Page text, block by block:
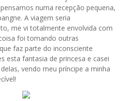
numa recepção pequena,
A viagem seria
me vi totalmente envolvida com
foi tomando outras
faz parte do inconsciente
esta fantasia de princesa e casei
vendo meu príncipe a minha